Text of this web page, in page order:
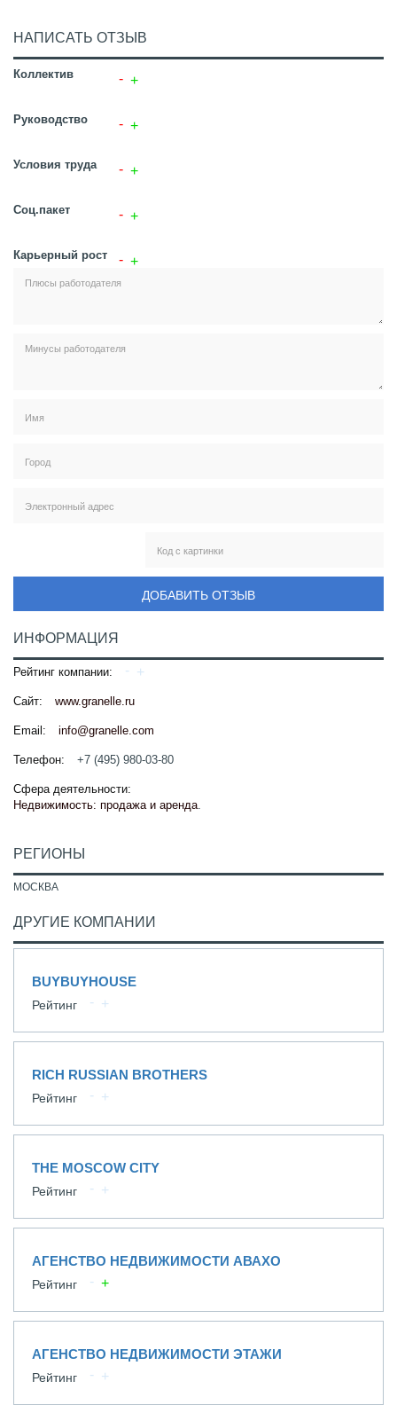
НАПИСАТЬ ОТЗЫВ
Коллектив
Руководство
Условия труда
Соц.пакет
Карьерный рост
ДОБАВИТЬ ОТЗЫВ
ИНФОРМАЦИЯ
Рейтинг компании:
Сайт: www.granelle.ru
Email: info@granelle.com
Телефон: +7 (495) 980-03-80
Сфера деятельности:
Недвижимость: продажа и аренда.
РЕГИОНЫ
МОСКВА
ДРУГИЕ КОМПАНИИ
BUYBUYHOUSE
Рейтинг
RICH RUSSIAN BROTHERS
Рейтинг
THE MOSCOW CITY
Рейтинг
АГЕНСТВО НЕДВИЖИМОСТИ АВАХО
Рейтинг
АГЕНСТВО НЕДВИЖИМОСТИ ЭТАЖИ
Рейтинг